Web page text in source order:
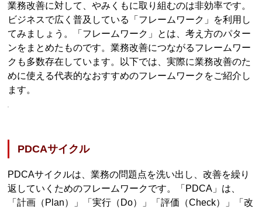
業務改善に対して、やみくもに取り組むのは非効率です。
ビジネスで広く普及している「フレームワーク」を利用し
てみましょう。「フレームワーク」とは、考え方のパター
ンをまとめたものです。業務改善につながるフレームワー
クも多数存在しています。以下では、実際に業務改善のた
めに使える代表的なおすすめのフレームワークをご紹介し
ます。
PDCAサイクル
PDCAサイクルは、業務の問題点を洗い出し、改善を繰り
返していくためのフレームワークです。「PDCA」は、
「計画（Plan）」「実行（Do）」「評価（Check）」「改